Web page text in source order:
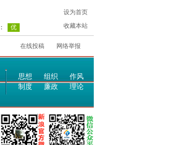
设为首页
收藏本站
在线投稿 网络举报
思想 组织
作风
制度
廉政 理论